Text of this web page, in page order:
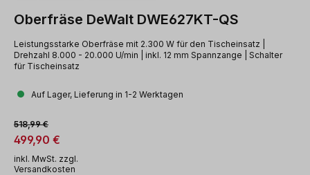
Oberfräse DeWalt DWE627KT-QS
Leistungsstarke Oberfräse mit 2.300 W für den Tischeinsatz |
Drehzahl 8.000 - 20.000 U/min | inkl. 12 mm Spannzange | Schalter
für Tischeinsatz
Auf Lager, Lieferung in 1-2 Werktagen
Verkaufspreis:
499,90 €
Regulärer Preis:
518,99 €
inkl. MwSt. zzgl.
Versandkosten